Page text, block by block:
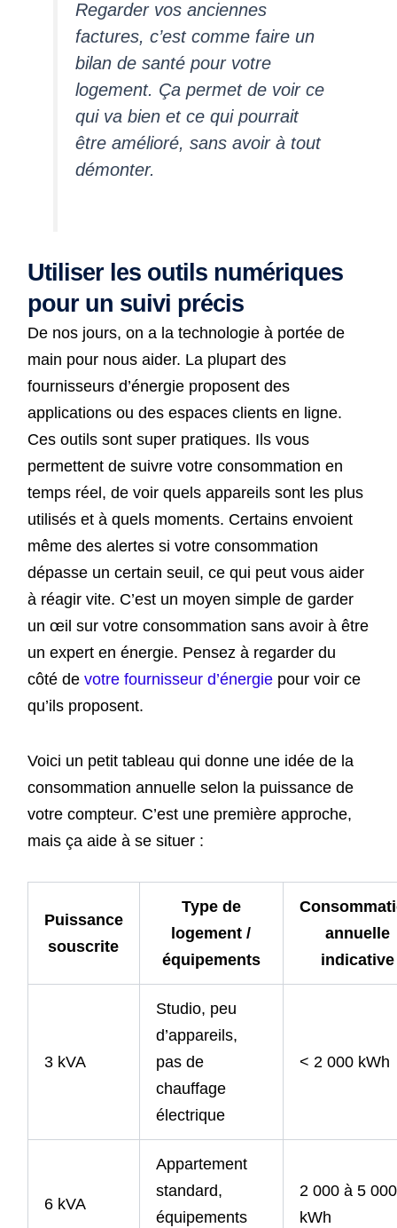
Regarder vos anciennes
factures, c’est comme faire un
bilan de santé pour votre
logement. Ça permet de voir ce
qui va bien et ce qui pourrait
être amélioré, sans avoir à tout
démonter.
Utiliser les outils numériques
pour un suivi précis
De nos jours, on a la technologie à portée de
main pour nous aider. La plupart des
fournisseurs d’énergie proposent des
applications ou des espaces clients en ligne.
Ces outils sont super pratiques. Ils vous
permettent de suivre votre consommation en
temps réel, de voir quels appareils sont les plus
utilisés et à quels moments. Certains envoient
même des alertes si votre consommation
dépasse un certain seuil, ce qui peut vous aider
à réagir vite. C’est un moyen simple de garder
un œil sur votre consommation sans avoir à être
un expert en énergie. Pensez à regarder du
côté de votre fournisseur d’énergiepour voir ce
qu’ils proposent.
Voici un petit tableau qui donne une idée de la
consommation annuelle selon la puissance de
votre compteur. C’est une première approche,
mais ça aide à se situer :
Puissance
souscrite
Type de
logement /
équipements
annuelle
indicative
3 kVA
Studio, peu
d’appareils,
pas de
chauffage
électrique
< 2 000 kWh
6 kVA
Appartement
standard,
équipements
2 000 à 5 000
kWh